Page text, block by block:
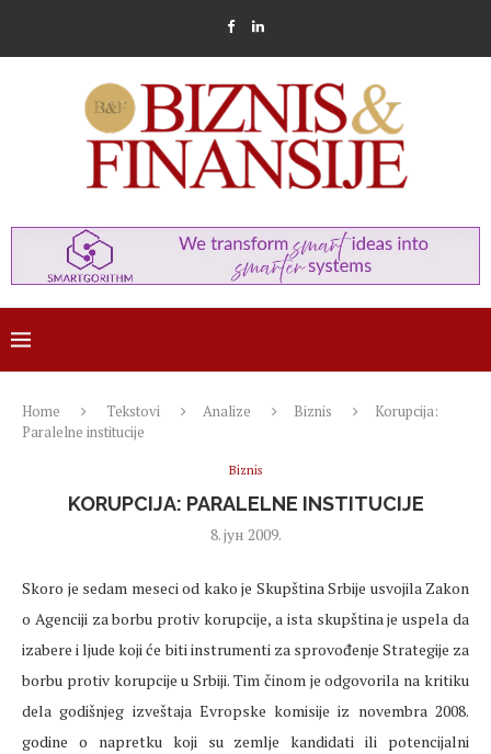
Home Tekstovi Analize Biznis
Korupcija:
Paralelne institucije
Biznis
KORUPCIJA: PARALELNE INSTITUCIJE
8. јун 2009.
Skoro je sedam meseci od kako je Skupština Srbije usvojila Zakon
o Agenciji za borbu protiv korupcije, a ista skupština je uspela da
izabere i ljude koji će biti instrumenti za sprovođenje Strategije za
borbu protiv korupcije u Srbiji. Tim činom je odgovorila na kritiku
dela godišnjeg izveštaja Evropske komisije iz novembra 2008.
godine o napretku koji su zemlje kandidati ili potencijalni